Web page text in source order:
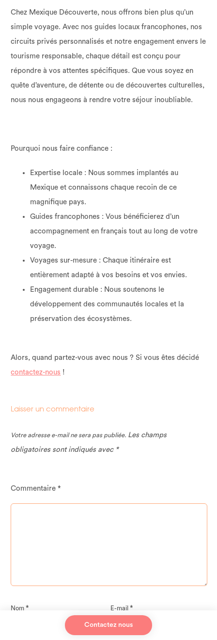
Chez Mexique Découverte, nous offrons bien plus qu’un
simple voyage. Avec nos guides locaux francophones, nos
circuits privés personnalisés et notre engagement envers le
tourisme responsable, chaque détail est conçu pour
répondre à vos attentes spécifiques. Que vous soyez en
quête d’aventure, de détente ou de découvertes culturelles,
nous nous engageons à rendre votre séjour inoubliable.
Pourquoi nous faire confiance :
Expertise locale : Nous sommes implantés au
Mexique et connaissons chaque recoin de ce
magnifique pays.
Guides francophones : Vous bénéficierez d’un
accompagnement en français tout au long de votre
voyage.
Voyages sur-mesure : Chaque itinéraire est
entièrement adapté à vos besoins et vos envies.
Engagement durable : Nous soutenons le
développement des communautés locales et la
préservation des écosystèmes.
Alors, quand partez-vous avec nous ? Si vous êtes décidé
contactez-nous !
Laisser un commentaire
Votre adresse e-mail ne sera pas publiée. Les champs
obligatoires sont indiqués avec *
Commentaire*
Nom* E-mail*
Contactez nous